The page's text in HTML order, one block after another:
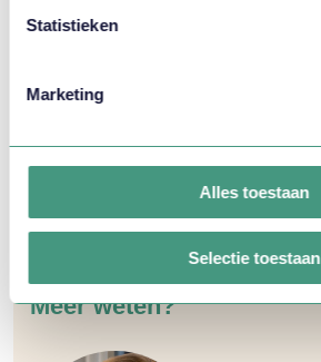
Statistieken
Marketing
Alles toestaan
Selectie toestaan
Praktische informatie
Oplossingen:
Advies
Meer weten?